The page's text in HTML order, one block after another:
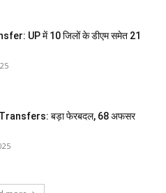
UP में 10 जिलों के डीएम समेत 21
Transfers: बड़ा फेरबदल, 68 अफसर